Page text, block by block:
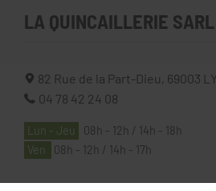
LA QUINCAILLERIE SARL
82 Rue de la Part-Dieu, 69003
04 78 42 24 08
Lun - Jeu
08h - 12h / 14h - 18h
Ven
08h - 12h / 14h - 17h